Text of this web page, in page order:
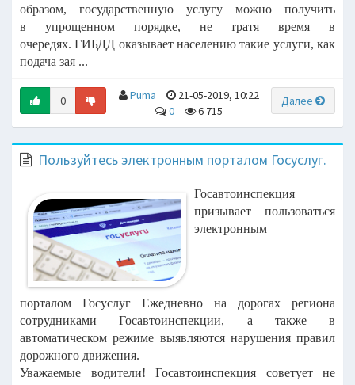
образом, государственную услугу можно получить
в упрощенном порядке, не тратя время в
очередях.ГИБДД оказывает населению такие услуги, как
подача зая ...
0 Далее
Puma
21-05-2019, 10:22
0
6 715
Пользуйтесь электронным порталом Госуслуг.
Госавтоинспекция
призывает пользоваться
электронным
порталом Госуслуг Ежедневно на дорогах региона
сотрудниками Госавтоинспекции, а также в
автоматическом режиме выявляются нарушения правил
дорожного движения.
Уважаемые водители! Госавтоинспекция советует не